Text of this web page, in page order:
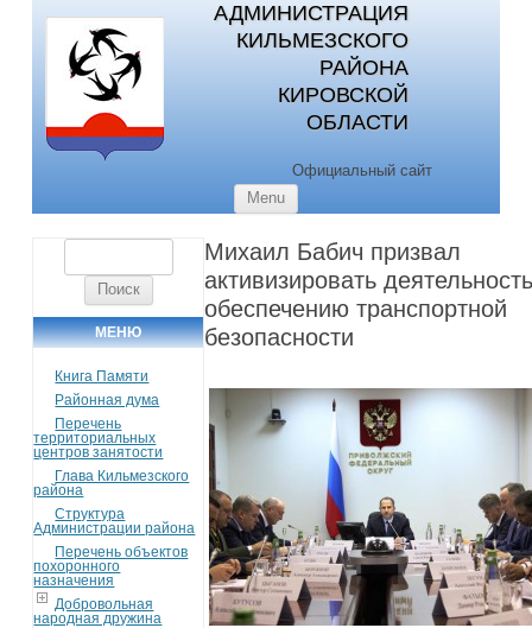
АДМИНИСТРАЦИЯ
КИЛЬМЕЗСКОГО
РАЙОНА
КИРОВСКОЙ
ОБЛАСТИ
Официальный сайт
Menu
МЕНЮ
Книга Памяти
Районная дума
Перечень
территориальных
центров занятости
Глава Кильмезского
района
Структура
Администрации района
Перечень объектов
похоронного
назначения
Добровольная
народная дружина
Михаил Бабич призвал
активизировать
обеспечению транспортной
безопасности